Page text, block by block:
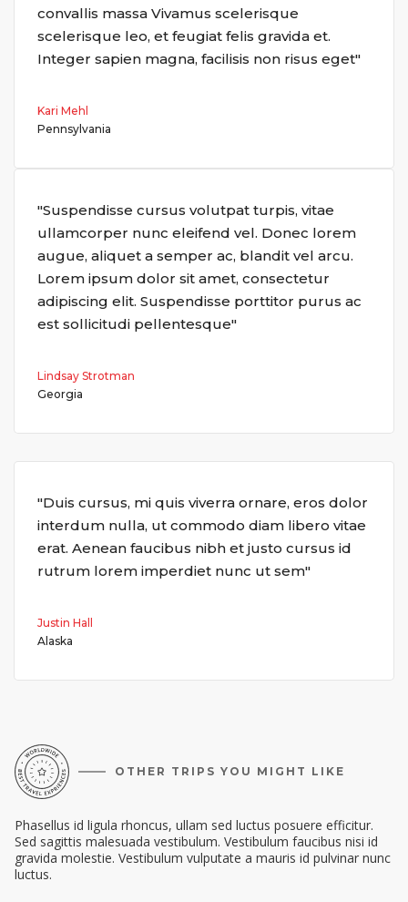
convallis massa Vivamus scelerisque
scelerisque leo, et feugiat felis gravida et.
Integer sapien magna, facilisis non risus eget"
Kari Mehl
Pennsylvania
"Suspendisse cursus volutpat turpis, vitae
ullamcorper nunc eleifend vel. Donec lorem
augue, aliquet a semper ac, blandit vel arcu.
Lorem ipsum dolor sit amet, consectetur
adipiscing elit. Suspendisse porttitor purus ac
est sollicitudi pellentesque"
Lindsay Strotman
Georgia
"Duis cursus, mi quis viverra ornare, eros dolor
interdum nulla, ut commodo diam libero vitae
erat. Aenean faucibus nibh et justo cursus id
rutrum lorem imperdiet nunc ut sem"
Justin Hall
Alaska
OTHER TRIPS YOU MIGHT LIKE
Phasellus id ligula rhoncus, ullam sed luctus posuere efficitur.
Sed sagittis malesuada vestibulum. Vestibulum faucibus nisi id
gravida molestie. Vestibulum vulputate a mauris id pulvinar nunc
luctus.